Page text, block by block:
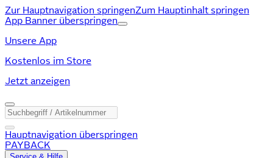
Zur Hauptnavigation springenZum Hauptinhalt springen
App Banner überspringen
Unsere App
Kostenlos im Store
Jetzt anzeigen
Hauptnavigation überspringen
PAYBACK